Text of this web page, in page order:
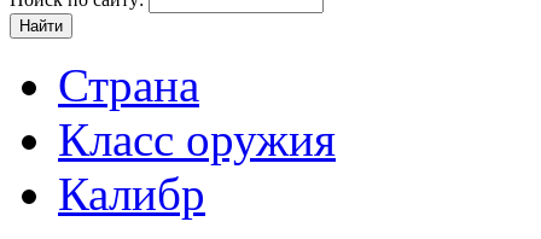
Страна
Класс оружия
Калибр